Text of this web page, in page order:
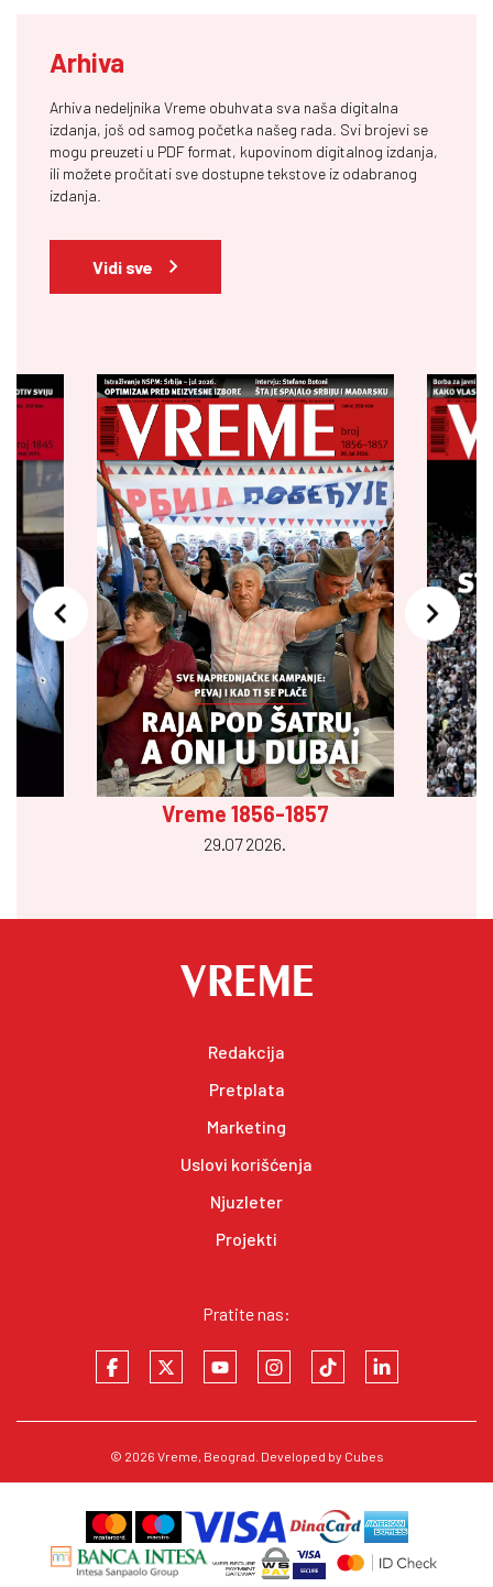
Arhiva
Arhiva nedeljnika Vreme obuhvata sva naša digitalna
izdanja, još od samog početka našeg rada. Svi brojevi se
mogu preuzeti u PDF format, kupovinom digitalnog izdanja,
ili možete pročitati sve dostupne tekstove iz odabranog
izdanja.
Vidi sve
Vreme 1856-1857
29.07 2026.
Redakcija
Pretplata
Marketing
Uslovi korišćenja
Njuzleter
Projekti
Pratite nas:
© 2026 Vreme, Beograd. Developed by Cubes